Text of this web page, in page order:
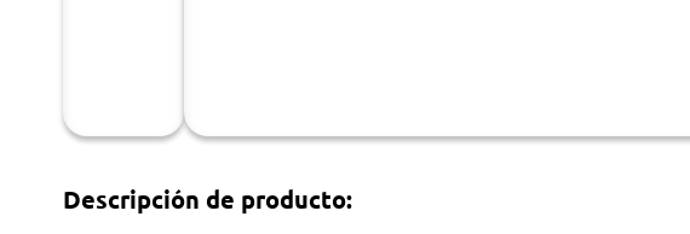
Descripción de producto: